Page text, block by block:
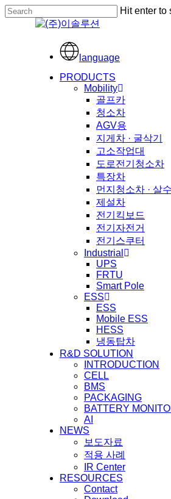
Skip
to
Hit enter to
language
Menu
PRODUCTS
Mobility
골프카
청소차
AGV용
지게차 · 굴삭기
고소작업대
도로전기청소차
특장차
먼지청소차 · 살
제설차
전기킥보드
전기자전거
전기스쿠터
Industrial
UPS
FRTU
Smart Pole
ESS
ESS
Mobile ESS
HESS
냉동탑차
R&D SOLUTION
INTRODUCTION
CELL
BMS
PACKAGING
BATTERY
AI
NEWS
보도자료
적용 사례
IR Center
RESOURCES
Contact